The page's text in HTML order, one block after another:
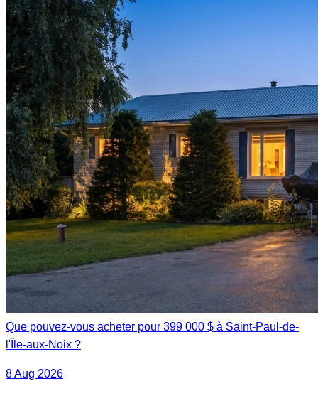
Que pouvez-vous acheter pour 399 000 $ à Saint-Paul-de-
l'Île-aux-Noix ?
8 Aug 2026